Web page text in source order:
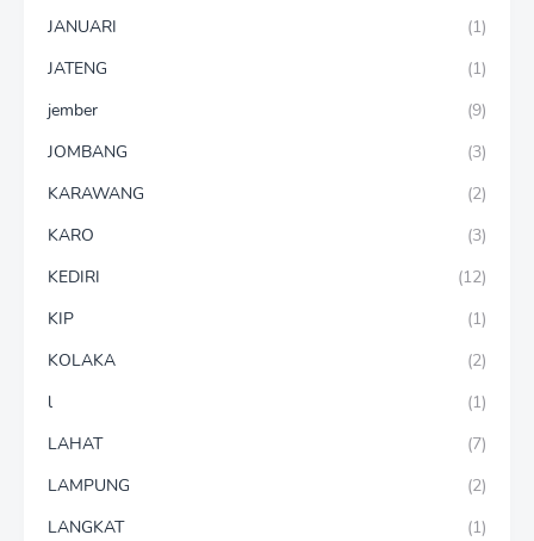
JANUARI
(1)
JATENG
(1)
jember
(9)
JOMBANG
(3)
KARAWANG
(2)
KARO
(3)
KEDIRI
(12)
KIP
(1)
KOLAKA
(2)
l
(1)
LAHAT
(7)
LAMPUNG
(2)
LANGKAT
(1)